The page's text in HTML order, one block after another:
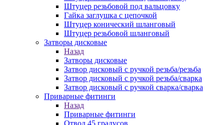
Штуцер резьбовой под вальцовку
Гайка заглушка с цепочкой
Штуцер конический шланговый
Штуцер резьбовой шланговый
Затворы дисковые
Назад
Затворы дисковые
Затвор дисковый с ручкой резьба/резьба
Затвор дисковый с ручкой резьба/сварка
Затвор дисковый с ручкой сварка/сварка
Приварные фитинги
Назад
Приварные фитинги
Отвод 45 градусов